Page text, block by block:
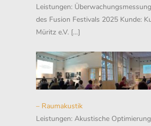
Leistungen:
des Fusion Festivals 2025 Kunde:
Müritz e.V. […]
– Raumakustik
Leistungen: Akustische